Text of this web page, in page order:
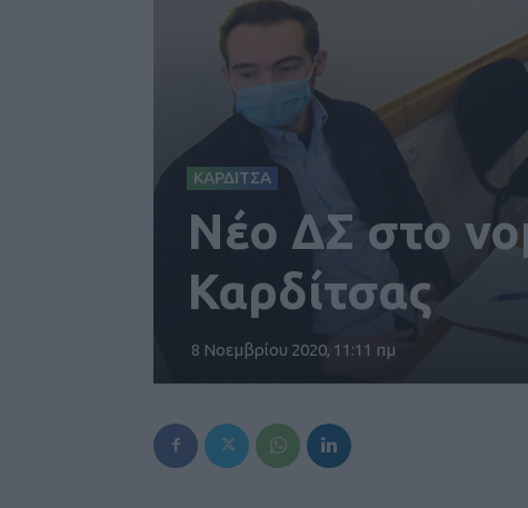
ΚΑΡΔΙΤΣΑ
Νέο ΔΣ στο
Καρδίτσας
8 Νοεμβρίου 2020, 11:11 πμ